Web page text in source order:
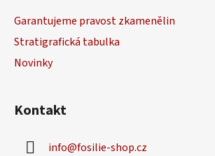
Garantujeme pravost zkamenělin
Stratigrafická tabulka
Novinky
Kontakt
info@fosilie-shop.cz